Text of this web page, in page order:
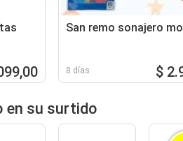
San remo sonajero
8 días $
en su surtido